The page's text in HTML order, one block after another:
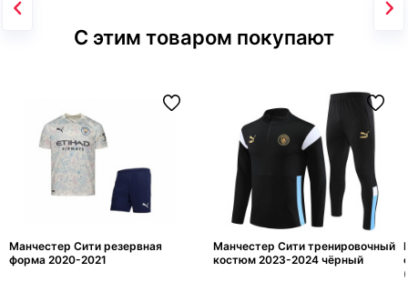
С этим товаром покупают
Манчестер Сити резервная
форма 2020-2021
Манчестер Сити тренировочный
костюм 2023-2024 чёрный